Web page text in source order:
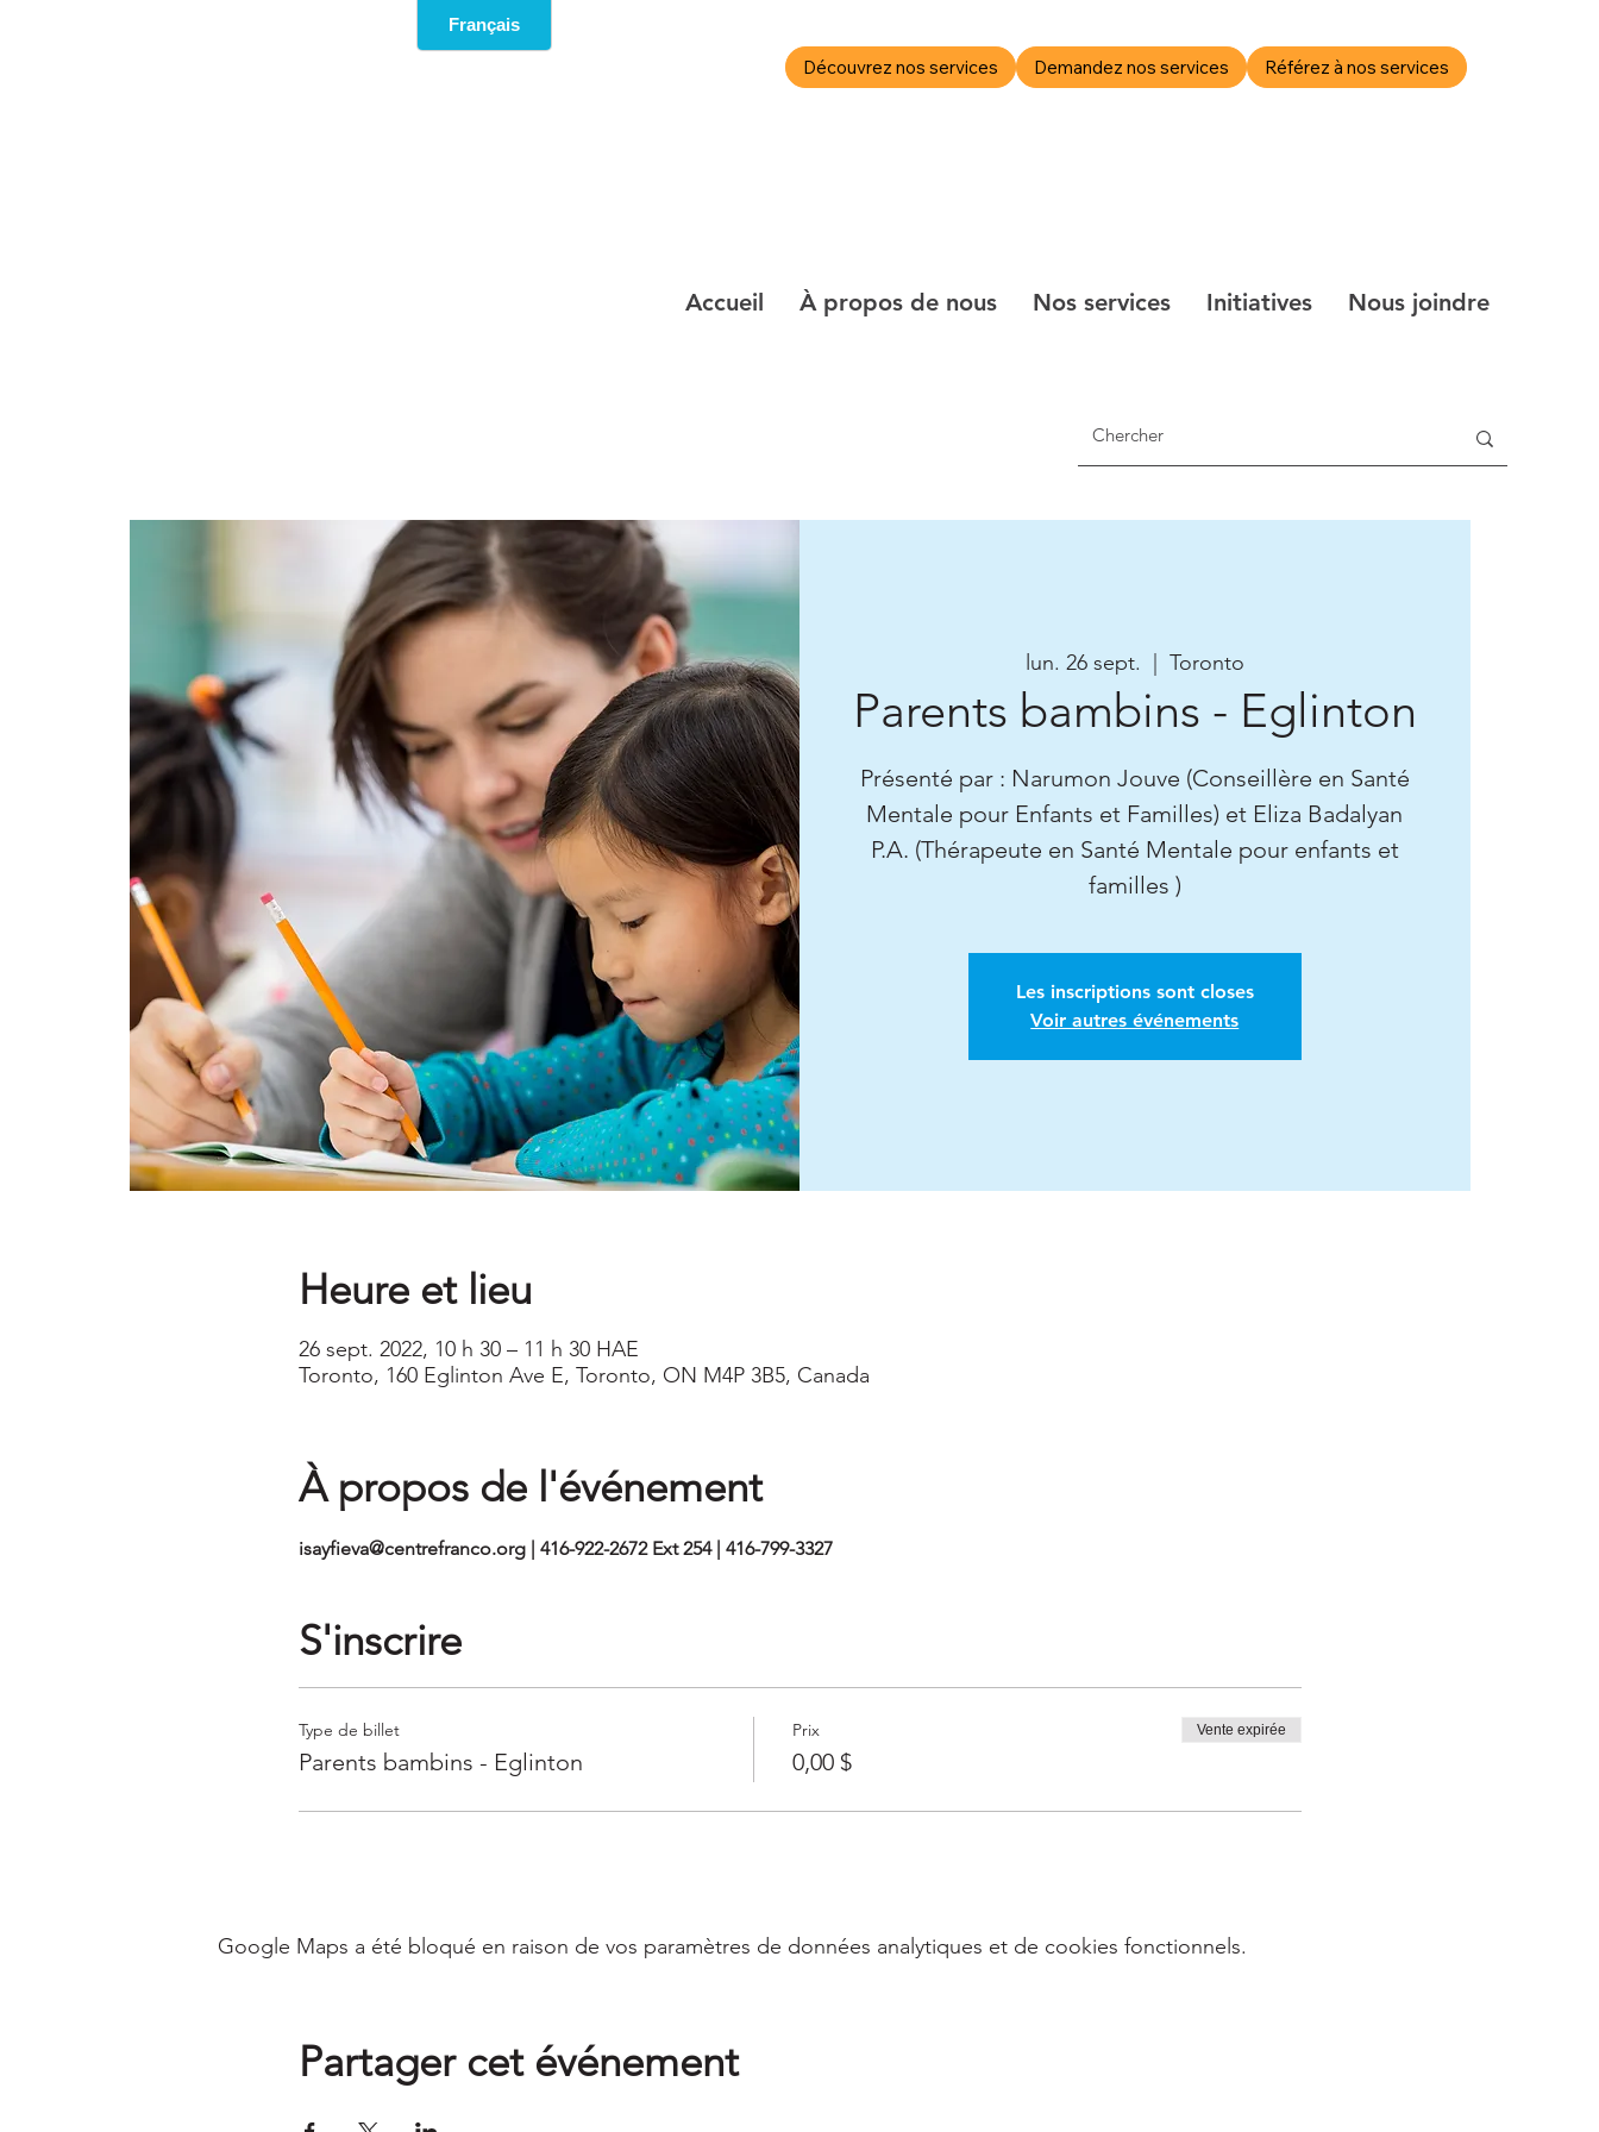
Découvrez nos services Demandez nos services Référez à nos services
Accueil À propos de nous Nos services Initiatives Nous joindre
lun. 26 sept. Toronto
Parents bambins - Eglinton
Présenté par : Narumon Jouve (Conseillère en Santé
Mentale pour Enfants et Familles) et Eliza Badalyan
P.A. (Thérapeute en Santé Mentale pour enfants et
familles )
Les inscriptions sont closes
Voir autres événements
Heure et lieu
26 sept. 2022, 10 h 30 – 11 h 30 HAE
Toronto, 160 Eglinton Ave E, Toronto, ON M4P 3B5, Canada
À propos de l'événement
isayfieva@centrefranco.org | 416-922-2672 Ext 254 | 416-799-3327
S'inscrire
Type de billet
Parents bambins - Eglinton
Prix
0,00 $
Vente expirée
Google Maps a été bloqué en raison de vos paramètres de données analytiques et de cookies fonctionnels.
Partager cet événement